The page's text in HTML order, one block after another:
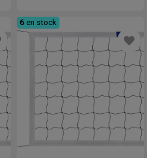
6 en stock